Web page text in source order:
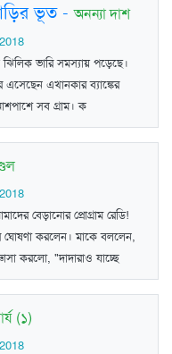
ভূত-অনন্যা দাশ
ঝিলিক ভারি সমস্যায় পড়েছে।
এখানকার ব্যাঙ্কের
সব গ্রাম। ক
বেড়ানোর প্রোগ্রাম রেডি!
ঘোষণা করলেন। মাকে বললেন,
করলো, "দাদারাও যাচ্ছে
(১)